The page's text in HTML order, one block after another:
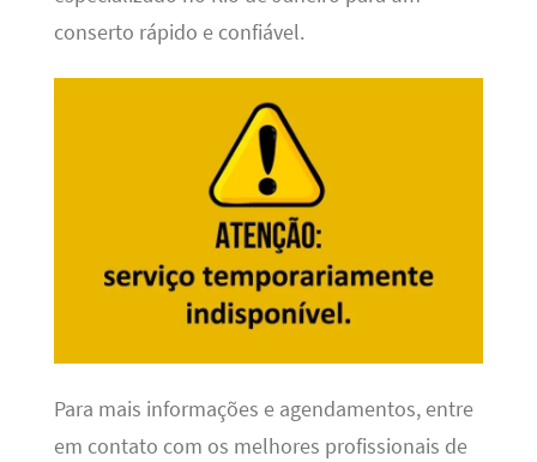
conserto rápido e confiável.
Para mais informações e agendamentos, entre
em contato com os melhores profissionais de